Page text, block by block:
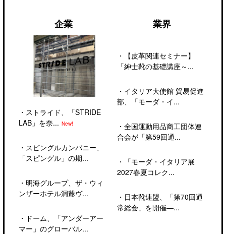
企業
・ ストライド、「STRIDE
LAB」を奈... New!
・ スピングルカンパニー、
「スピングル」の期...
・ 明海グループ、ザ・ウィ
ンザーホテル洞爺ヴ...
・ ドーム、「アンダーアー
マー」のグローバル...
業界
・
【皮革関連セミナー】
「紳士靴の基礎講座～...
・ イタリア大使館 貿易促進
部、「モーダ・イ...
・ 全国運動用品商工団体連
合会が「第59回通...
・
「モーダ・イタリア展
2027春夏コレク...
・ 日本靴連盟、「第70回通
常総会」を開催―...